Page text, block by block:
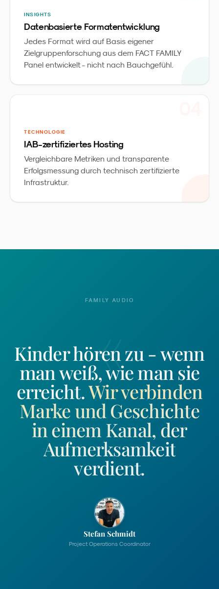
INSIGHTS
Datenbasierte Formatentwicklung
Jedes Format wird auf Basis eigener
Zielgruppenforschung aus dem FACT FAMILY
Panel entwickelt - nicht nach Bauchgefühl.
TECHNOLOGIE
IAB-zertifiziertes Hosting
Vergleichbare Metriken und transparente
Erfolgsmessung durch technisch zertifizierte
Infrastruktur.
FAMILY AUDIO
«
Kinder hören zu - wenn
man weiß, wie man sie
erreicht.Wir verbinden
Marke und Geschichte
in einem Kanal, der
Aufmerksamkeit
verdient.
Stefan Schmidt
Project Operations Coordinator